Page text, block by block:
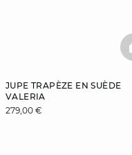
JUPE TRAPÈZE EN SUÈDE
VALERIA
279,00 €